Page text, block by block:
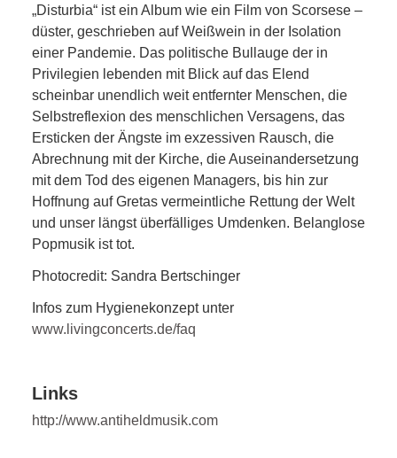
„Disturbia“ ist ein Album wie ein Film von Scorsese –
düster, geschrieben auf Weißwein in der Isolation
einer Pandemie. Das politische Bullauge der in
Privilegien lebenden mit Blick auf das Elend
scheinbar unendlich weit entfernter Menschen, die
Selbstreflexion des menschlichen Versagens, das
Ersticken der Ängste im exzessiven Rausch, die
Abrechnung mit der Kirche, die Auseinandersetzung
mit dem Tod des eigenen Managers, bis hin zur
Hoffnung auf Gretas vermeintliche Rettung der Welt
und unser längst überfälliges Umdenken. Belanglose
Popmusik ist tot.
Photocredit: Sandra Bertschinger
Infos zum Hygienekonzept unter
www.livingconcerts.de/faq
Links
http://www.antiheldmusik.com